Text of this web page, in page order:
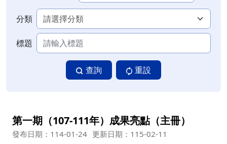
分類
標題
查詢 重設
第一期（107-111年）成果亮點（主冊）
發布日期：114-01-24 更新日期：115-02-11